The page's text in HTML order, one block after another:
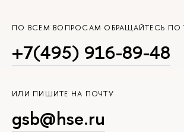
ПО ВСЕМ ВОПРОСАМ ОБРАЩАЙТЕСЬ ПО
+7(495) 916-89-48
ИЛИ ПИШИТЕ НА ПОЧТУ
gsb@hse.ru